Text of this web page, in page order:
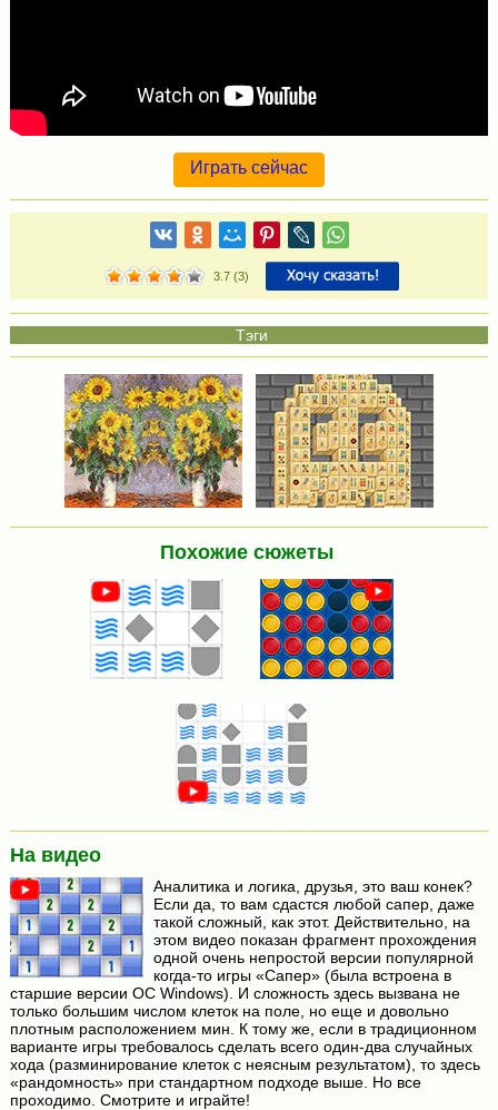
Играть сейчас
3.7(3)
Похожие сюжеты
На видео
Аналитика и логика, друзья, это ваш конек?
Если да, то вам сдастся любой сапер, даже
такой сложный, как этот. Действительно, на
этом видео показан фрагмент прохождения
одной очень непростой версии популярной
когда-то игры «Сапер» (была встроена в
старшие версии ОС Windows). И сложность здесь вызвана не
только большим числом клеток на поле, но еще и довольно
плотным расположением мин. К тому же, если в традиционном
варианте игры требовалось сделать всего один-два случайных
хода (разминирование клеток с неясным результатом), то здесь
«рандомность» при стандартном подходе выше. Но все
проходимо. Смотрите и играйте!